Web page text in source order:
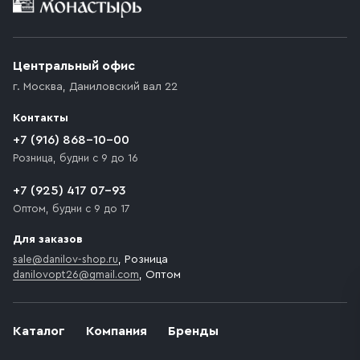
возникают препятствия для подъезда автомобиля,
которое максимально близко к месту запланированной
движения. Если на территории места назначения
доставки предусмотрен платный въезд, то Покупателю
необходимо компенсировать стоимость въезда
Каталог Компания Бренды
Центральный офис
г. Москва Даниловский вал 22
Контакты
+7 (916) 868-10-00
Розница, будни с 9 до 16
+7 (925) 417 07-93
Оптом, будни с 9 до 17
Для заказов
sale@danilov-shop.ru , Розница
danilovopt26@gmail.com , Оптом